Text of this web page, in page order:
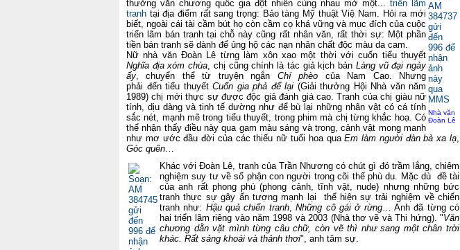
Nhà văn
Đoàn Lê
thưởng văn chương quốc gia đột nhiên cùng nhau mở một... triển lãm
tranh tại địa điểm rất sang trọng: Bảo tàng Mỹ thuật Việ Nam. Hỏi ra mới
biết, ngoài cái tài cầm bút họ còn cầm cọ khá vững và mục đích của cuộc
triển lãm bán tranh tại chỗ này cũng rất nhân văn, rất thời sự: Một phần
tiền bán tranh sẽ dành để ủng hộ các nạn nhân chất độc màu da cam.
Nữ nhà văn Đoàn Lê từng làm xôn xao một thời với cuốn tiểu thuyết
Nghĩa địa xóm chùa, chị cũng chính là tác giả kịch bản Làng vũ đại ngày
ấy, chuyển thể từ truyện ngắn Chí phèo của Nam Cao. Nhưng
phải đến tiểu thuyếtCuốn gia phả để lại (Giải thưởng Hội Nhà văn năm
1989) chị mới thực sự được độc giả đánh giá cao. Tranh của chị giàu nữ
tính, dịu dàng và tinh tế dường như để bù lại những nhân vật có cá tính
sắc nét, mạnh mẽ trong tiểu thuyết, trong phim mà chị từng khắc hoạ. Có
thể nhận thấy điều này qua gam màu sáng và trong, cảnh vật mong manh
như mơ ước đầu đời của các thiếu nữ tuổi hoa quaEm làm người đàn bà xa lạ,
Góc quên…
Khác với Đoàn Lê, tranh của Trần Nhương có chút gì đó trầm lắng, chiêm
nghiệm suy tư về số phận con người trong cõi thế phù du. Mặc dù đề tài
của anh rất phong phú (phong cảnh, tĩnh vật, nude) nhưng những bức
tranh thực sự gây ấn tượng mạnh lại thể hiện sự trải nghiệm về chiến
tranh như: Hậu quả chiến tranh,Những cô gái ở rừng… Anh đã từng có
hai triển lãm riêng vào năm 1998 và 2003 (Nhà thơ vẽ và Thi hứng). "Văn
chương dằn vặt mình từng câu chữ, còn vẽ thì như sang một chân trời
khác. Rất sảng khoái và thảnh thơi", anh tâm sự.